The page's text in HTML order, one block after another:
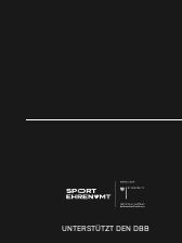
UNTERSTÜTZT DEN DBB